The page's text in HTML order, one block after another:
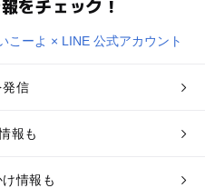
をチェック！
発信
報も
情報も